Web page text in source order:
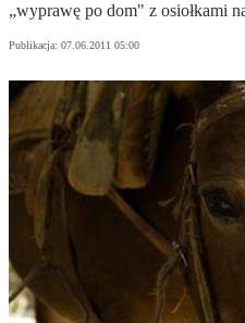
„wyprawę po dom" z osiołkami
Publikacja: 07.06.2011 05:00